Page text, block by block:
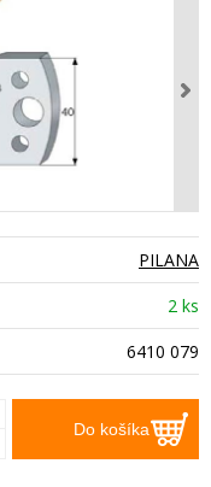
PILANA
2 ks
6410 079
Do košíka